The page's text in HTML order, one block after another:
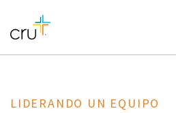
AFRICA
AMERICA / CARIBBEAN
OCEANIA
LIDERANDO UN EQUIPO